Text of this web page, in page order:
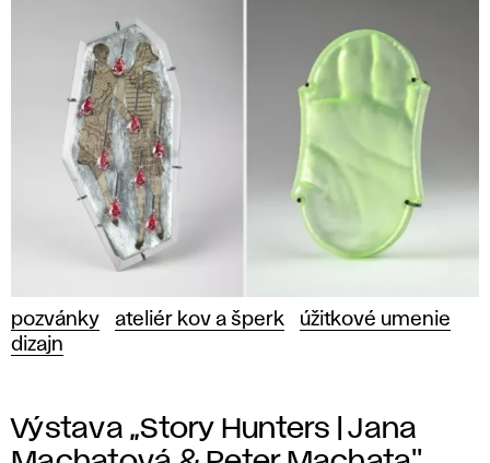
pozvánky ateliér kov a šperk
úžitkové umenie
dizajn
Výstava „Story Hunters | Jana